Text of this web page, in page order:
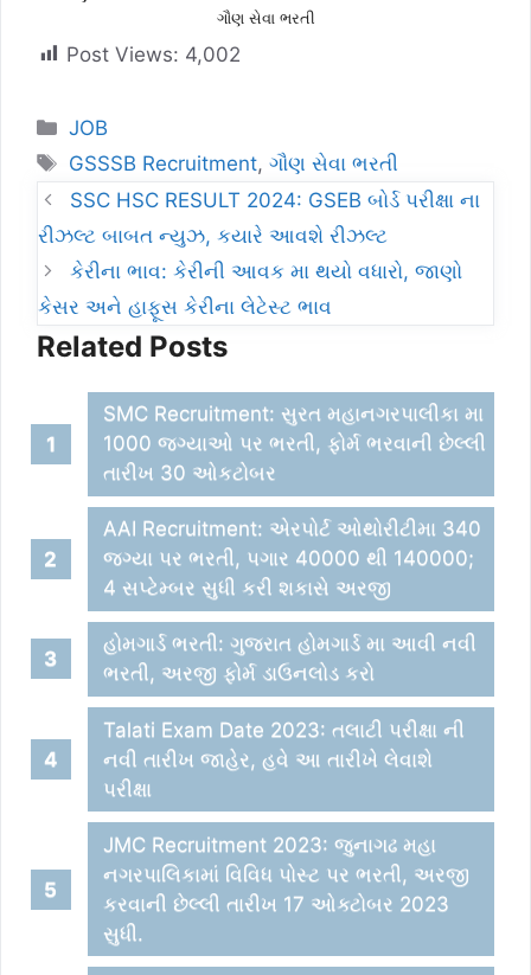
ગૌણ સેવા ભરતી
Post Views: 4,002
Categories
JOB
Tags
GSSSB Recruitment,ગૌણ સેવા ભરતી
SSC HSC RESULT 2024: GSEB બોર્ડ પરીક્ષા ના
રીઝલ્ટ બાબત ન્યુઝ, કયારે આવશે રીઝલ્ટ
કેરીના ભાવ: કેરીની આવક મા થયો વધારો, જાણો
કેસર અને હાફૂસ કેરીના લેટેસ્ટ ભાવ
Related Posts
SMC Recruitment: સુરત મહાનગરપાલીકા મા
1000 જગ્યાઓ પર ભરતી, ફોર્મ ભરવાની છેલ્લી
તારીખ 30 ઓકટોબર
AAI Recruitment: એરપોર્ટ ઓથોરીટીમા 340
જગ્યા પર ભરતી, પગાર 40000 થી 140000;
4 સપ્ટેમ્બર સુધી કરી શકાસે અરજી
હોમગાર્ડ ભરતી: ગુજરાત હોમગાર્ડ મા આવી નવી
ભરતી, અરજી ફોર્મ ડાઉનલોડ કરો
Talati Exam Date 2023: તલાટી પરીક્ષા ની
નવી તારીખ જાહેર, હવે આ તારીખે લેવાશે
પરીક્ષા
JMC Recruitment 2023: જુનાગઢ મહા
નગરપાલિકામાં વિવિધ પોસ્ટ પર ભરતી, અરજી
કરવાની છેલ્લી તારીખ 17 ઓક્ટોબર 2023
સુધી.